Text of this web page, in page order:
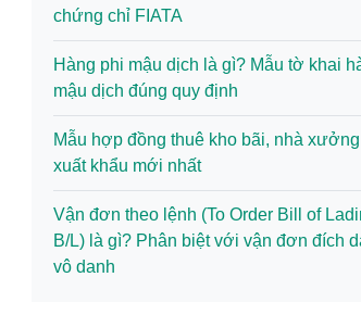
chứng chỉ FIATA
Hàng phi mậu dịch là gì? Mẫu tờ khai
mậu dịch đúng quy định
Mẫu hợp đồng thuê kho bãi, nhà
xuất khẩu mới nhất
Vận đơn theo lệnh (To Order Bill of
B/L) là gì? Phân biệt với vận đơn đích
vô danh